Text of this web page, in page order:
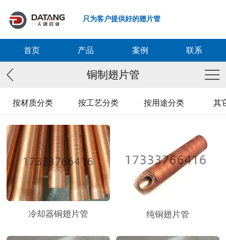
只为客户提供好的翅片管
首页 产品 案例 联系
铜制翅片管
按材质分类 按工艺分类 按用途分类 其
冷却器铜翅片管 纯铜翅片管